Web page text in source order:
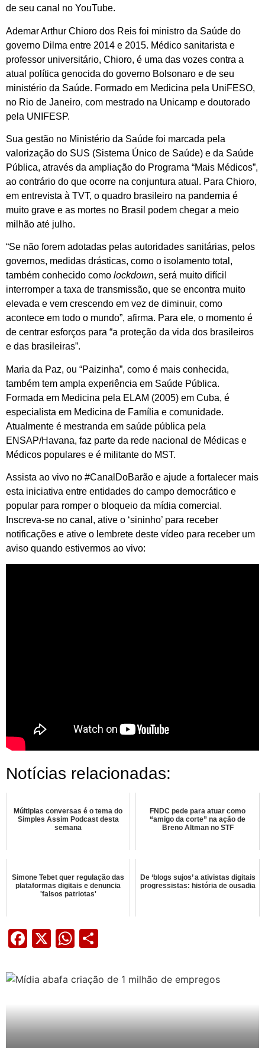
de seu canal no YouTube.
Ademar Arthur Chioro dos Reis foi ministro da Saúde do
governo Dilma entre 2014 e 2015. Médico sanitarista e
professor universitário, Chioro, é uma das vozes contra a
atual política genocida do governo Bolsonaro e de seu
ministério da Saúde. Formado em Medicina pela UniFESO,
no Rio de Janeiro, com mestrado na Unicamp e doutorado
pela UNIFESP.
Sua gestão no Ministério da Saúde foi marcada pela
valorização do SUS (Sistema Único de Saúde) e da Saúde
Pública, através da ampliação do Programa “Mais Médicos”,
ao contrário do que ocorre na conjuntura atual. Para Chioro,
em entrevista à TVT, o quadro brasileiro na pandemia é
muito grave e as mortes no Brasil podem chegar a meio
milhão até julho.
“Se não forem adotadas pelas autoridades sanitárias, pelos
governos, medidas drásticas, como o isolamento total,
também conhecido como lockdown, será muito difícil
interromper a taxa de transmissão, que se encontra muito
elevada e vem crescendo em vez de diminuir, como
acontece em todo o mundo”, afirma. Para ele, o momento é
de centrar esforços para “a proteção da vida dos brasileiros
e das brasileiras”.
Maria da Paz, ou “Paizinha”, como é mais conhecida,
também tem ampla experiência em Saúde Pública.
Formada em Medicina pela ELAM (2005) em Cuba, é
especialista em Medicina de Família e comunidade.
Atualmente é mestranda em saúde pública pela
ENSAP/Havana, faz parte da rede nacional de Médicas e
Médicos populares e é militante do MST.
Assista ao vivo no #CanalDoBarão e ajude a fortalecer mais
esta iniciativa entre entidades do campo democrático e
popular para romper o bloqueio da mídia comercial.
Inscreva-se no canal, ative o ‘sininho’ para receber
notificações e ative o lembrete deste vídeo para receber um
aviso quando estivermos ao vivo:
Notícias relacionadas:
Múltiplas conversas é o tema do
Simples Assim Podcast desta
semana
FNDC pede para atuar como
“amigo da corte” na ação de
Breno Altman no STF
Simone Tebet quer regulação das
plataformas digitais e denuncia
'falsos patriotas'
De ‘blogs sujos’ a ativistas digitais
progressistas: história de ousadia
Facebook
X WhatsApp